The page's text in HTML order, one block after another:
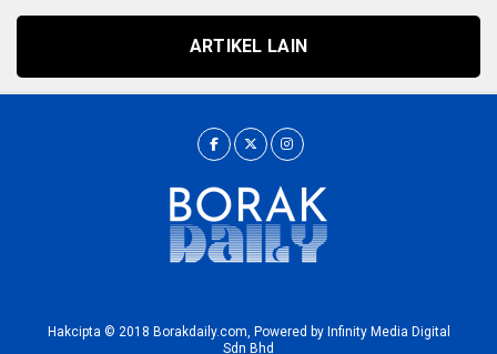
ARTIKEL LAIN
Hakcipta © 2018 Borakdaily.com, Powered by Infinity Media Digital
Sdn Bhd